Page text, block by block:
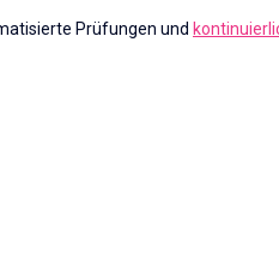
Prüfungen und